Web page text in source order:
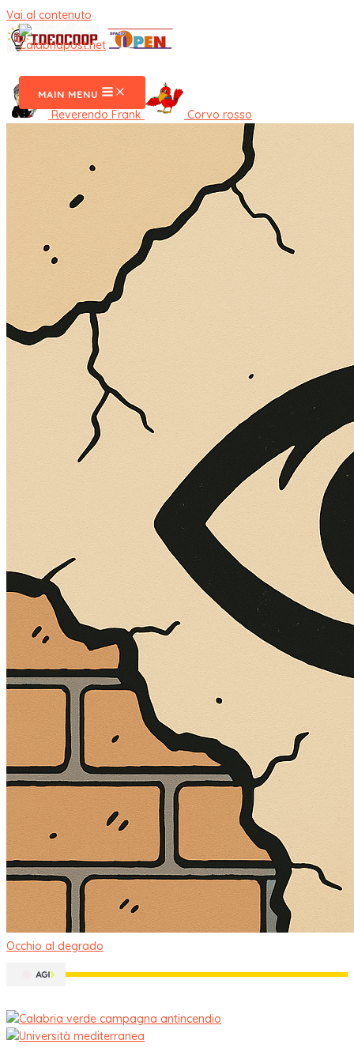
Vai al contenuto
MAIN MENU
Reverendo Frank Corvo rosso
Occhio al degrado